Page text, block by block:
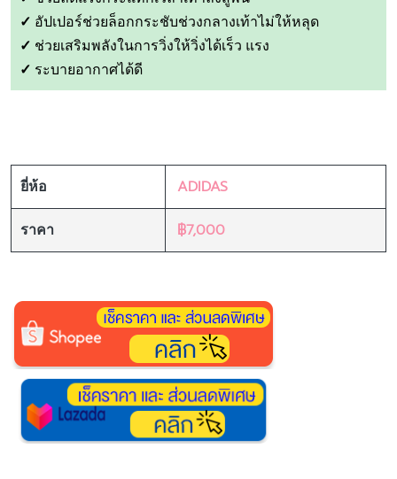
✓ อัปเปอร์ช่วยล็อกกระชับช่วงกลางเท้าไม่ให้หลุด
✓ ช่วยเสริมพลังในการวิ่งให้วิ่งได้เร็ว แรง
✓ ระบายอากาศได้ดี
ยี่ห้อ ADIDAS
ราคา ฿7,000